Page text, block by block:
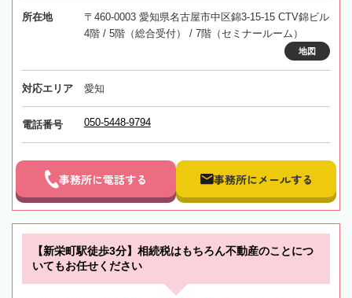
所在地
〒460-0003 愛知県名古屋市中区錦3-15-15 CTV錦ビル
4階 / 5階（総合受付） / 7階（セミナールーム）
地図
対応エリア 愛知
電話番号 050-5448-9794
事務所に電話する 事務所にメールする
【新栄町駅徒歩3分】相続税はもちろん不動産のことにつ
いてもお任せください